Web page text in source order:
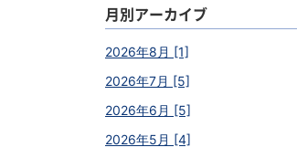
月別アーカイブ
2026年8月 [1]
2026年7月 [5]
2026年6月 [5]
2026年5月 [4]